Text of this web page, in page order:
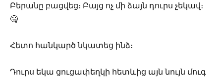
Բերանը բացվեց։ Բայց ոչ մի ձայն դուրս չեկավ։
🤐
Հետո հանկարծ նկատեց ինձ։
Դուրս եկա ցուցափեղկի հետևից այն նույն մուգ